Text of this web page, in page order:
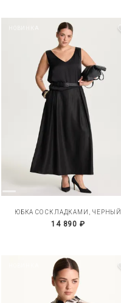
ЮБКА СО СКЛАДКАМИ, ЧЕРНЫЙ
14 890 ₽